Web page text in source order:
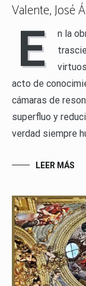
Valente, José
E
n la
acto de
cámaras de
superfluo y
verdad siempre
LEER MÁS